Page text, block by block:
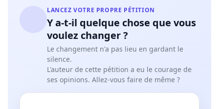
LANCEZ VOTRE PROPRE PÉTITION
Y a-t-il quelque chose que vous
voulez changer ?
Le changement n'a pas lieu en gardant le
silence.
L'auteur de cette pétition a eu le courage de
ses opinions. Allez-vous faire de même ?